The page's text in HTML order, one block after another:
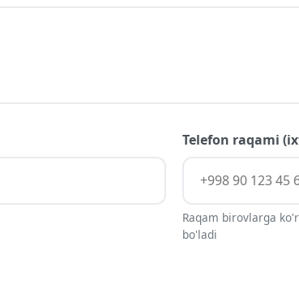
Telefon raqami
Raqam birovlarga
bo'ladi